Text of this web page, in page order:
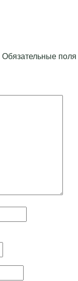
Обязательные поля